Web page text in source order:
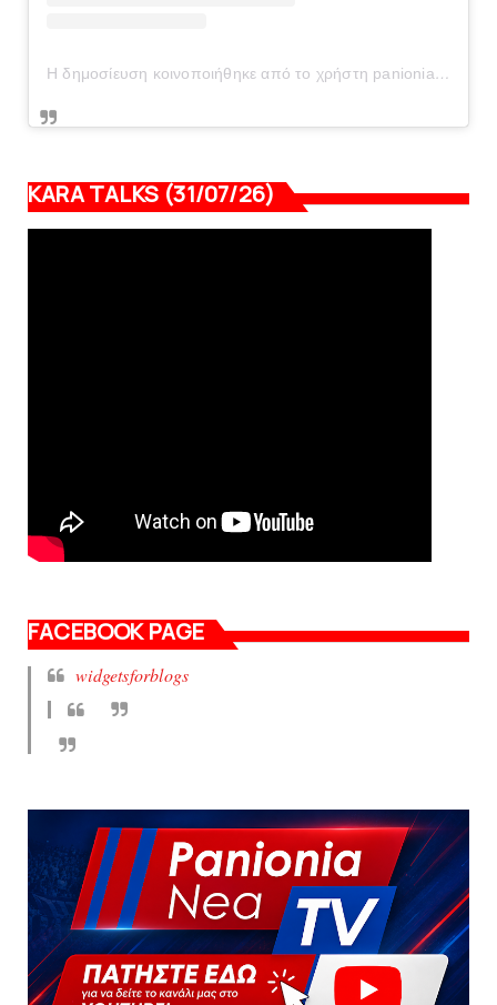
Η δημοσίευση κοινοποιήθηκε από το χρήστη panionianea.gr (@panionianea.gr)
KARA TALKS (31/07/26)
FACEBOOK PAGE
widgetsforblogs